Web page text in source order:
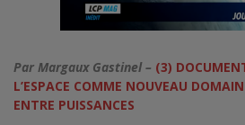
Par Margaux Gastinel – (3)
L’ESPACE COMME NOUVEAU
ENTRE PUISSANCES